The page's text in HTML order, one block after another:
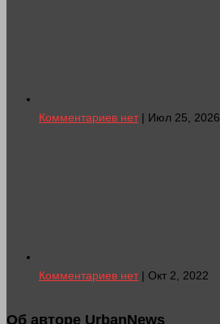
Комментариев нет| Июл 25, 2026
Комментариев нет| Окт 2, 2022
Об авторе UrbanNews